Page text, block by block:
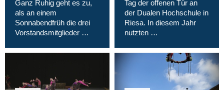
Ganz Ruhig geht es zu,
als an einem
Sonnabendfrüh die drei
Vorstandsmitglieder …
Tag der offenen Tür an
der Dualen Hochschule in
Riesa. In diesem Jahr
nutzten …